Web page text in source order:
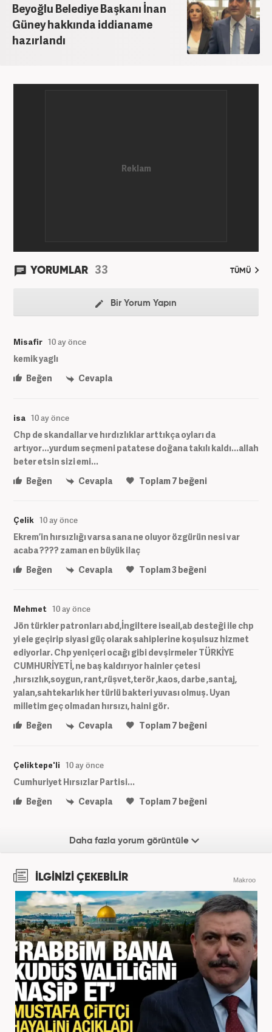
Beyoğlu Belediye Başkanı İnan
Güney hakkında iddianame
hazırlandı
YORUMLAR 33 TÜMÜ
Bir Yorum Yapın
Misafir 10 ay önce
kemik yaglı
Beğen
Cevapla
isa 10 ay önce
Chp de skandallar ve hırdızlıklar arttıkça oyları da
artıyor...yurdum seçmeni patatese doğana takılı kaldı...allah
beter etsin sizi emi...
Beğen
Cevapla Toplam7 beğeni
Çelik 10 ay önce
Ekrem’in hırsızlığı varsa sana ne oluyor özgürün nesi var
acaba ???? zaman en büyük ilaç
Beğen
Cevapla Toplam3beğeni
Mehmet 10 ay önce
Jön türkler patronları abd,İngiltere iseail,ab desteği ile chp
yi ele geçirip siyasi güç olarak sahiplerine koşulsuz hizmet
ediyorlar. Chp yeniçeri ocağı gibi devşirmeler TÜRKİYE
CUMHURİYETİ, ne baş kaldırıyor hainler çetesi
,hırsızlık,soygun, rant,rüşvet,terör ,kaos, darbe ,santaj,
yalan,sahtekarlık her türlü bakteri yuvası olmuş. Uyan
milletim geç olmadan hırsızı, haini gör.
Beğen
Cevapla Toplam7 beğeni
Çeliktepe'li 10 ay önce
Cumhuriyet Hırsızlar Partisi...
Beğen
Cevapla Toplam7 beğeni
Daha fazla yorum görüntüle
İLGİNİZİ ÇEKEBİLİR Makroo